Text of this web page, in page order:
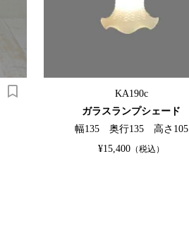
KA190c
ガラスランプシェード
幅135 奥行135 高さ105
¥15,400 （税込）